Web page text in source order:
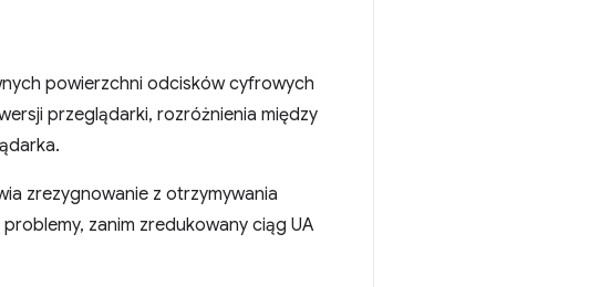
powierzchni odcisków cyfrowych
przeglądarki, rozróżnienia między
zrezygnowanie z otrzymywania
zanim zredukowany ciąg UA